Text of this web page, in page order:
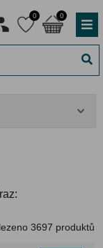
0 0
3697 produktů